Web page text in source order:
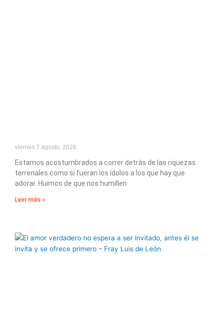
viernes 7 agosto, 2026
Estamos acostumbrados a correr detrás de las riquezas
terrenales como si fueran los ídolos a los que hay que
adorar. Huimos de que nos humillen
Leer más »